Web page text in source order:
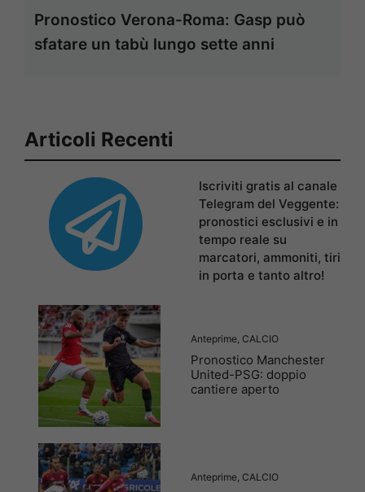
Pronostico Verona-Roma: Gasp può
sfatare un tabù lungo sette anni
Articoli Recenti
Iscriviti gratis al canale
Telegram del Veggente:
pronostici esclusivi e in
tempo reale su
marcatori, ammoniti, tiri
in porta e tanto altro!
Anteprime CALCIO
Pronostico Manchester
United-PSG: doppio
cantiere aperto
Anteprime CALCIO